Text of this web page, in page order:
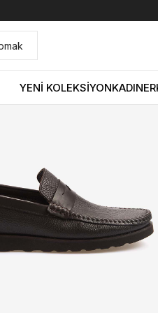
YENİ KOLEKSİYONKADIN
AYAKKABI Günlük Kemal Tanca